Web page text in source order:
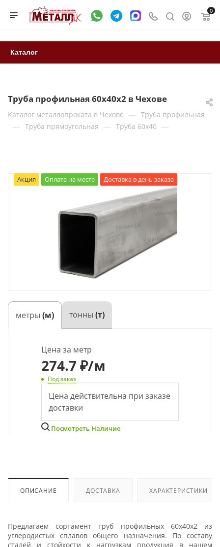
0
Каталог
Труба профильная 60х40х2 в Чехове
Каталог металлопроката в Чехове — Труба профильная
— Труба прямоугольная — Труба 60x40 —
Акция Оплата на месте Доставка в день заказа
метры (м) тонны (т)
Цена за метр
274.7 ₽/м
Под заказ
Цена действительна при заказе
доставки
Посмотреть Наличие
ОПИСАНИЕ ДОСТАВКА ХАРАКТЕРИСТИКИ
Предлагаем сортамент труб профильных 60х40х2 из
углеродистых сплавов общего назначения. По составу
сталей и стойкости к нагрузкам продукция в нашем